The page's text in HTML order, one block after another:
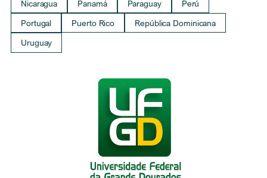
Nicaragua
Panamá Paraguay
Perú
Portugal
Puerto Rico
República Dominicana
Uruguay